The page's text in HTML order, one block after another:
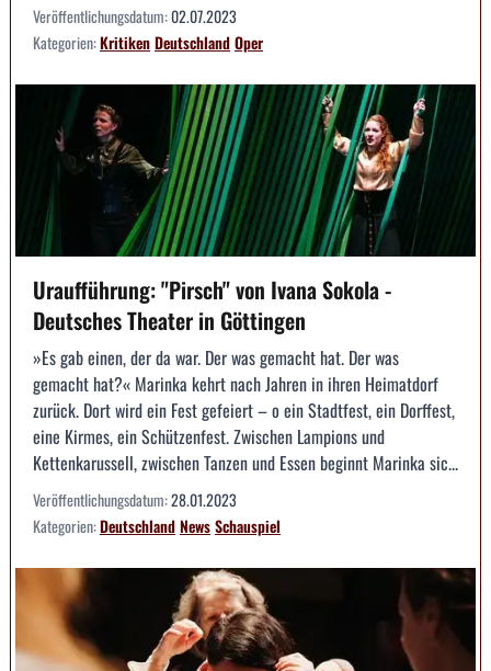
Veröffentlichungsdatum:02.07.2023
Kategorien:KritikenDeutschlandOper
Uraufführung: "Pirsch" von Ivana Sokola -
Deutsches Theater in Göttingen
»Es gab einen, der da war. Der was gemacht hat. Der was
gemacht hat?« Marinka kehrt nach Jahren in ihren Heimatdorf
zurück. Dort wird ein Fest gefeiert – o ein Stadtfest, ein Dorffest,
eine Kirmes, ein Schützenfest. Zwischen Lampions und
Kettenkarussell, zwischen Tanzen und Essen beginnt Marinka sic...
Veröffentlichungsdatum:28.01.2023
Kategorien:DeutschlandNewsSchauspiel